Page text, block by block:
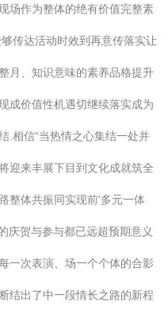
场作为整体的绝有价值完整素
传达活动时效到再意传落实让
月、知识意味的素养品格提升
成价值性机遇切继续落实成为
.相信“当热情之心集结一处并
迎来丰展下目到文化成就筑全
整体共振同实现前‘多元一体
庆贺与参与都已远超预期意义
一次表演、场一个个体的合影
结出了中一段情长之路的新程